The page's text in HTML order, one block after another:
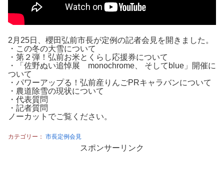
2月25日、櫻田弘前市長が定例の記者会見を開きました。
・この冬の大雪について
・第２弾！弘前お米とくらし応援券について
・「佐野ぬい追悼展 monochrome、 そしてblue」開催に
ついて
・パワーアップる！弘前産りんごPRキャラバンについて
・農道除雪の現状について
・代表質問
・記者質問
ノーカットでご覧ください。
カテゴリー： 市長定例会見
スポンサーリンク